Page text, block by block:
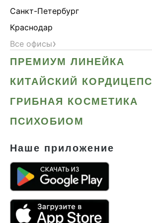
Санкт-Петербург
Краснодар
Все офисы›
ПРЕМИУМ ЛИНЕЙКА
КИТАЙСКИЙ КОРДИЦЕПС
ГРИБНАЯ КОСМЕТИКА
ПСИХОБИОМ
Наше приложение